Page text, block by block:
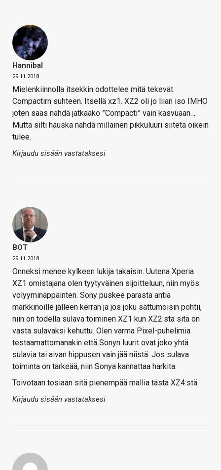
Hannibal
29.11.2018
Mielenkiinnolla itsekkin odottelee mitä tekevät
Compactirn suhteen. Itsellä xz1. XZ2 oli jo liian iso IMHO
joten saas nähdä jatkaako ”Compacti” vain kasvuaan…
Mutta silti hauska nähdä millainen pikkuluuri siitetä oikein
tulee.
Kirjaudu sisään vastataksesi
BOT
29.11.2018
Onneksi menee kylkeen lukija takaisin. Uutena Xperia
XZ1 omistajana olen tyytyväinen sijoitteluun, niin myös
volyyminäppäinten. Sony puskee parasta antia
markkinoille jälleen kerran ja jos joku sattumoisin pohtii,
niin on todella sulava toiminen XZ1 kun XZ2:sta sitä on
vasta sulavaksi kehuttu. Olen varma Pixel-puhelimia
testaamattomanakin että Sonyn luurit ovat joko yhtä
sulavia tai aivan hippusen vain jää niistä. Jos sulava
toiminta on tärkeää, niin Sonya kannattaa harkita.
Toivotaan tosiaan sitä pienempää mallia tästä XZ4:stä.
Kirjaudu sisään vastataksesi